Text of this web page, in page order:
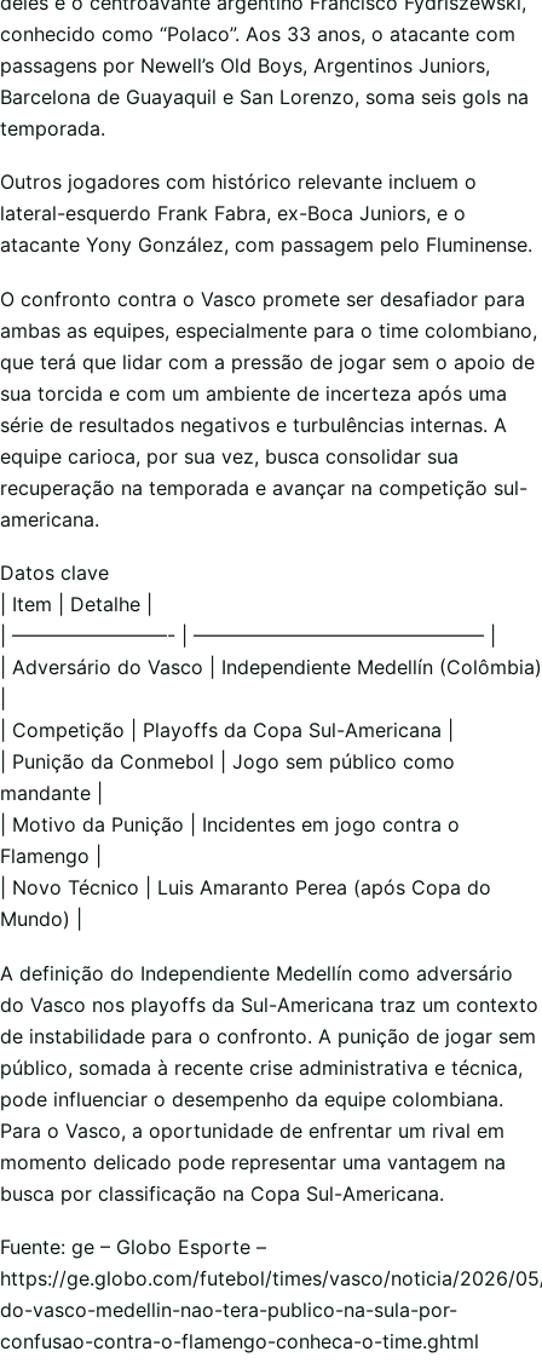
conhecido como “Polaco”. Aos 33 anos, o atacante com
passagens por Newell’s Old Boys, Argentinos Juniors,
Barcelona de Guayaquil e San Lorenzo, soma seis gols na
temporada.
Outros jogadores com histórico relevante incluem o
lateral-esquerdo Frank Fabra, ex-Boca Juniors, e o
atacante Yony González, com passagem pelo Fluminense.
O confronto contra o Vasco promete ser desafiador para
ambas as equipes, especialmente para o time colombiano,
que terá que lidar com a pressão de jogar sem o apoio de
sua torcida e com um ambiente de incerteza após uma
série de resultados negativos e turbulências internas. A
equipe carioca, por sua vez, busca consolidar sua
recuperação na temporada e avançar na competição sul-
americana.
Datos clave
| Item | Detalhe |
| ————————- | ——————————————— |
| Adversário do Vasco | Independiente Medellín (Colômbia)
| Competição | Playoffs da Copa Sul-Americana |
| Punição da Conmebol | Jogo sem público como
mandante |
| Motivo da Punição | Incidentes em jogo contra o
Flamengo |
| Novo Técnico | Luis Amaranto Perea (após Copa do
Mundo) |
A definição do Independiente Medellín como adversário
do Vasco nos playoffs da Sul-Americana traz um contexto
de instabilidade para o confronto. A punição de jogar sem
público, somada à recente crise administrativa e técnica,
pode influenciar o desempenho da equipe colombiana.
Para o Vasco, a oportunidade de enfrentar um rival em
momento delicado pode representar uma vantagem na
busca por classificação na Copa Sul-Americana.
Fuente: ge – Globo Esporte –
https://ge.globo.com/futebol/times/vasco/noticia/2026/
do-vasco-medellin-nao-tera-publico-na-sula-por-
confusao-contra-o-flamengo-conheca-o-time.ghtml